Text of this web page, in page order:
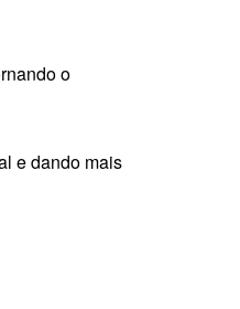
o
e dando mais